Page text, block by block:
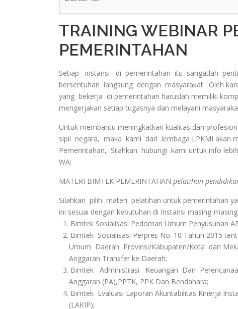
TRAINING WEBINAR
PEMERINTAHAN
Setiap instansi di pemerintahan itu sangatlah
bersentuhan langsung dengan masyarakat. Oleh
yang bekerja di pemerintahan haruslah memiliki
mengerjakan setiap tugasnya dan melayani
Untuk membantu meningkatkan kualitas dan
sipil negara, maka kami dari lembaga LPKMI akan
Pemerintahan, Silahkan hubungi kami untuk info
WA:
MATERI BIMTEK PEMERINTAHAN pelatihan
Silahkan pilih materi pelatihan untuk pemerintahan
ini sesuai dengan kebutuhan di Instansi masing-masing:
1. Bimtek Sosialisasi Pedoman Umum Penyusunan
2. Bimtek Sosialisasi Perpres No. 10 Tahun 2015
Umum Daerah Provinsi/Kabupaten/Kota dan
Anggaran Transfer ke Daerah;
3. Bimtek Administrasi Keuangan Dan
Anggaran (PA),PPTK, PPK Dan Bendahara;
4. Bimtek Evaluasi Laporan Akuntabilitas Kinerja
(LAKIP);